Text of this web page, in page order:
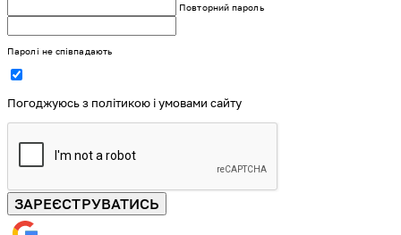
Повторний пароль
Паролі не співпадають
Погоджуюсь з політикою і умовами сайту
ЗАРЕЄСТРУВАТИСЬ